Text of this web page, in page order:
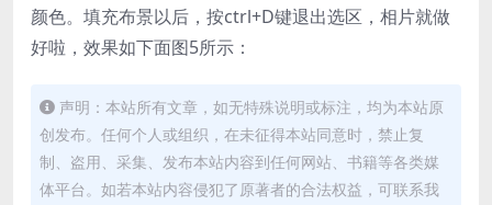
颜色。填充布景以后，按ctrl+D键退出选区，相片就做
好啦，效果如下面图5所示：
声明：本站所有文章，如无特殊说明或标注，均为本站原
创发布。任何个人或组织，在未征得本站同意时，禁止复
制、盗用、采集、发布本站内容到任何网站、书籍等各类媒
体平台。如若本站内容侵犯了原著者的合法权益，可联系我